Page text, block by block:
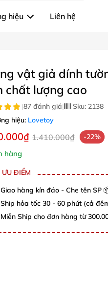
hiệu Liên hệ
vật giả dính
chất lượng cao
|87 đánh giá| Sku: 2138
hiệu: Lovetoy
1.410.000₫ -22%
hàng
ƯU ĐIỂM
Giao hàng kín đáo - Che tên SP
Ship hỏa tốc 30 - 60 phút (cả
Miễn Ship cho đơn hàng từ